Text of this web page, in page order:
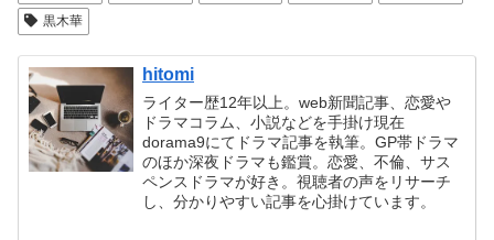
黒木華
hitomi
ライター歴12年以上。web新聞記事、恋愛や
ドラマコラム、小説などを手掛け現在
dorama9にてドラマ記事を執筆。GP帯ドラマ
のほか深夜ドラマも鑑賞。恋愛、不倫、サス
ペンスドラマが好き。視聴者の声をリサーチ
し、分かりやすい記事を心掛けています。